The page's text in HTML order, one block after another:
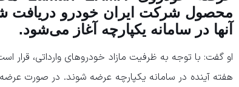
محصول شرکت ایران خودرو
آنها در سامانه یکپارچه آغاز می‌شود.
او گفت: با توجه به ظرفیت مازاد خودروهای وارداتی،
هفته آینده در سامانه یکپارچه عرضه شوند. در صورت